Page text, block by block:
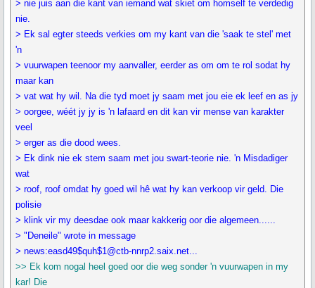
> nie juis aan die kant van iemand wat skiet om homself te verdedig
nie.
> Ek sal egter steeds verkies om my kant van die 'saak te stel' met
'n
> vuurwapen teenoor my aanvaller, eerder as om om te rol sodat hy
maar kan
> vat wat hy wil. Na die tyd moet jy saam met jou eie ek leef en as jy
> oorgee, wéét jy jy is 'n lafaard en dit kan vir mense van karakter
veel
> erger as die dood wees.
> Ek dink nie ek stem saam met jou swart-teorie nie. 'n Misdadiger
wat
> roof, roof omdat hy goed wil hê wat hy kan verkoop vir geld. Die
polisie
> klink vir my deesdae ook maar kakkerig oor die algemeen......
> "Deneile" wrote in message
> news:easd49$quh$1@ctb-nnrp2.saix.net...
>> Ek kom nogal heel goed oor die weg sonder 'n vuurwapen in my
kar! Die